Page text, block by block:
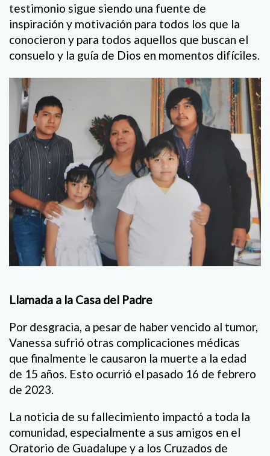
testimonio sigue siendo una fuente de
inspiración y motivación para todos los que la
conocieron y para todos aquellos que buscan el
consuelo y la guía de Dios en momentos difíciles.
Llamada a la Casa del Padre
Por desgracia, a pesar de haber vencido al tumor,
Vanessa sufrió otras complicaciones médicas
que finalmente le causaron la muerte a la edad
de 15 años. Esto ocurrió el pasado 16 de febrero
de 2023.
La noticia de su fallecimiento impactó a toda la
comunidad, especialmente a sus amigos en el
Oratorio de Guadalupe y a los Cruzados de